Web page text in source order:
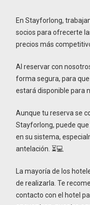
En Stayforlong,
socios para ofrecerte
precios más
Al reservar con
forma segura, para
estará disponible para
Aunque tu reserva se
Stayforlong, puede
en su sistema,
antelación. ⏳💻
La mayoría de los
de realizarla. Te
contacto con el hotel